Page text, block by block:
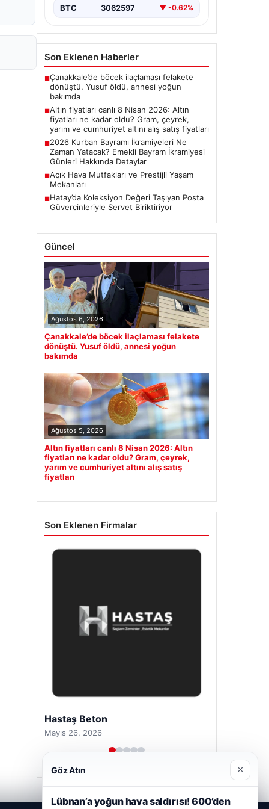
BTC 3062597 ▼ -0.62%
Son Eklenen Haberler
■Çanakkale’de böcek ilaçlaması felakete
dönüştü. Yusuf öldü, annesi yoğun
bakımda
■Altın fiyatları canlı 8 Nisan 2026: Altın
fiyatları ne kadar oldu? Gram, çeyrek,
yarım ve cumhuriyet altını alış satış fiyatları
■2026 Kurban Bayramı İkramiyeleri Ne
Zaman Yatacak? Emekli Bayram İkramiyesi
Günleri Hakkında Detaylar
■Açık Hava Mutfakları ve Prestijli Yaşam
Mekanları
■Hatay’da Koleksiyon Değeri Taşıyan Posta
Güvercinleriyle Servet Biriktiriyor
Güncel
Ağustos 6, 2026
Çanakkale’de böcek ilaçlaması felakete
dönüştü. Yusuf öldü, annesi yoğun
bakımda
Ağustos 5, 2026
Altın fiyatları canlı 8 Nisan 2026: Altın
fiyatları ne kadar oldu? Gram, çeyrek,
yarım ve cumhuriyet altını alış satış
fiyatları
Son Eklenen Firmalar
Hastaş Beton
Mayıs 26, 2026
Göz Atın ×
Lübnan’a yoğun hava saldırısı! 600’den